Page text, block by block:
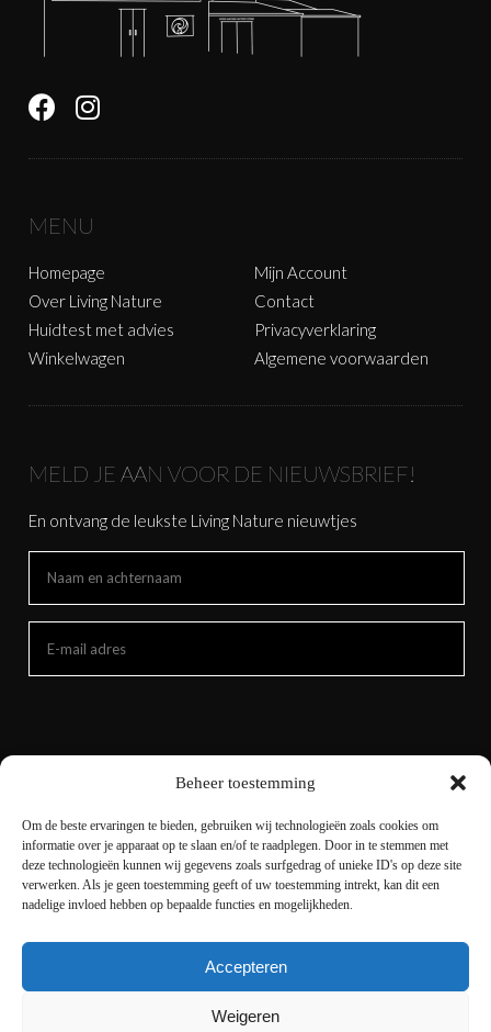
Beheer toestemming
Om de beste ervaringen te bieden, gebruiken wij technologieën zoals cookies om
informatie over je apparaat op te slaan en/of te raadplegen. Door in te stemmen met
deze technologieën kunnen wij gegevens zoals surfgedrag of unieke ID's op deze site
verwerken. Als je geen toestemming geeft of uw toestemming intrekt, kan dit een
nadelige invloed hebben op bepaalde functies en mogelijkheden.
Accepteren
Weigeren
MENU
Homepage
Over Living Nature
Huidtest met advies
Winkelwagen
Mijn Account
Contact
Privacyverklaring
Algemene voorwaarden
MELD JE AAN VOOR DE NIEUWSBRIEF!
En ontvang de leukste Living Nature nieuwtjes
Copyright © 2021 livingnature.nl | Alle rechten